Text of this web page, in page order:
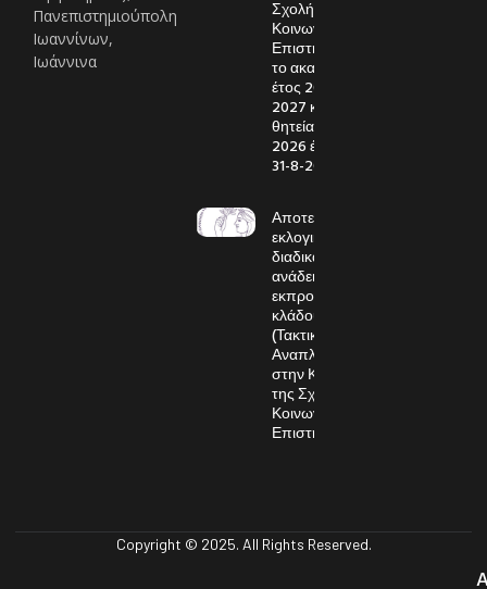
Πανεπιστημιούπολη
Ιωαννίνων,
Ιωάννινα
Σχολής
Κοινωνικών
Επιστημών, για
το ακαδημαϊκό
έτος 2026-
2027 και με
θητεία από 1-9-
2026 έως και
31-8-2027
Αποτελέσματα
εκλογικής
διαδικασίας για την
ανάδειξη
εκπροσώπου του
κλάδου ΕΔΙΠ
(Τακτικού και
Αναπληρωματικού)
στην Κοσμητεία
της Σχολής
Κοινωνικών
Επιστημών
Copyright © 2025. All Rights Reserved.